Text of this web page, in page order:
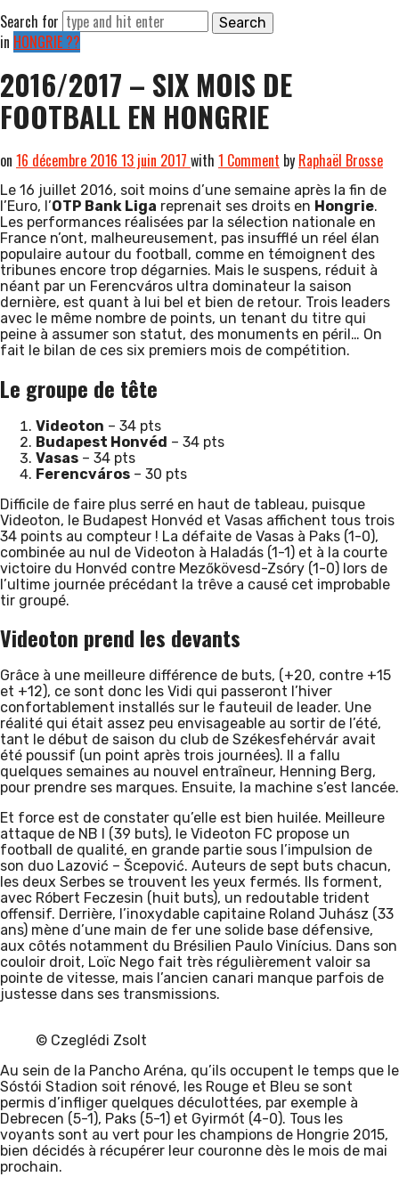
Search for
in HONGRIE ??
2016/2017 – SIX MOIS DE
FOOTBALL EN HONGRIE
on 16 décembre 2016 13 juin 2017 with 1 Comment by Raphaël Brosse
Le 16 juillet 2016, soit moins d’une semaine après la fin de
l’Euro, l’OTP Bank Liga reprenait ses droits en Hongrie.
Les performances réalisées par la sélection nationale en
France n’ont, malheureusement, pas insufflé un réel élan
populaire autour du football, comme en témoignent des
tribunes encore trop dégarnies. Mais le suspens, réduit à
néant par un Ferencváros ultra dominateur la saison
dernière, est quant à lui bel et bien de retour. Trois leaders
avec le même nombre de points, un tenant du titre qui
peine à assumer son statut, des monuments en péril… On
fait le bilan de ces six premiers mois de compétition.
Le groupe de tête
Videoton – 34 pts
Budapest Honvéd – 34 pts
Vasas – 34 pts
Ferencváros – 30 pts
Difficile de faire plus serré en haut de tableau, puisque
Videoton, le Budapest Honvéd et Vasas affichent tous trois
34 points au compteur ! La défaite de Vasas à Paks (1-0),
combinée au nul de Videoton à Haladás (1-1) et à la courte
victoire du Honvéd contre Mezőkövesd-Zsóry (1-0) lors de
l’ultime journée précédant la trêve a causé cet improbable
tir groupé.
Videoton prend les devants
Grâce à une meilleure différence de buts, (+20, contre +15
et +12), ce sont donc les Vidi qui passeront l’hiver
confortablement installés sur le fauteuil de leader. Une
réalité qui était assez peu envisageable au sortir de l’été,
tant le début de saison du club de Székesfehérvár avait
été poussif (un point après trois journées). Il a fallu
quelques semaines au nouvel entraîneur, Henning Berg,
pour prendre ses marques. Ensuite, la machine s’est lancée.
Et force est de constater qu’elle est bien huilée. Meilleure
attaque de NB I (39 buts), le Videoton FC propose un
football de qualité, en grande partie sous l’impulsion de
son duo Lazović – Šcepović. Auteurs de sept buts chacun,
les deux Serbes se trouvent les yeux fermés. Ils forment,
avec Róbert Feczesin (huit buts), un redoutable trident
offensif. Derrière, l’inoxydable capitaine Roland Juhász (33
ans) mène d’une main de fer une solide base défensive,
aux côtés notamment du Brésilien Paulo Vinícius. Dans son
couloir droit, Loïc Nego fait très régulièrement valoir sa
pointe de vitesse, mais l’ancien canari manque parfois de
justesse dans ses transmissions.
© Czeglédi Zsolt
Au sein de la Pancho Aréna, qu’ils occupent le temps que le
Sóstói Stadion soit rénové, les Rouge et Bleu se sont
permis d’infliger quelques déculottées, par exemple à
Debrecen (5-1), Paks (5-1) et Gyirmót (4-0). Tous les
voyants sont au vert pour les champions de Hongrie 2015,
bien décidés à récupérer leur couronne dès le mois de mai
prochain.